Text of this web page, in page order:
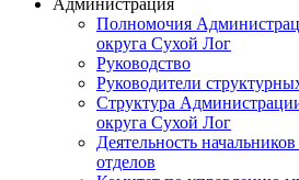
Полномочия
округа Сухой Лог
Руководство
Руководители
Структура
округа Сухой Лог
Деятельность
отделов